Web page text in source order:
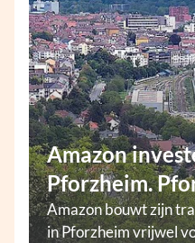
Amazon
Pforzheim.
Amazon bouwt zijn
in Pforzheim vrijwel